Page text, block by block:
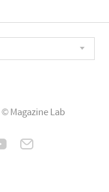
© Magazine Lab